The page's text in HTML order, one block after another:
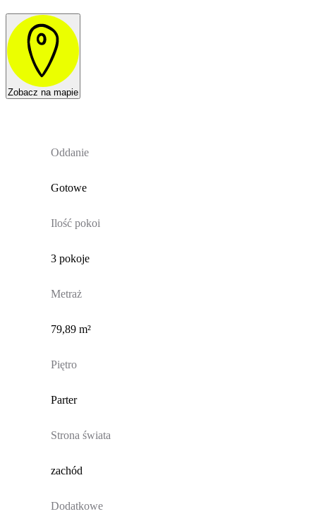
Zobacz na mapie
Oddanie
Gotowe
Ilość pokoi
3 pokoje
Metraż
79,89 m²
Piętro
Parter
Strona świata
zachód
Dodatkowe